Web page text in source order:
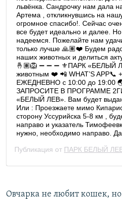
Овчарка не любит кошек,